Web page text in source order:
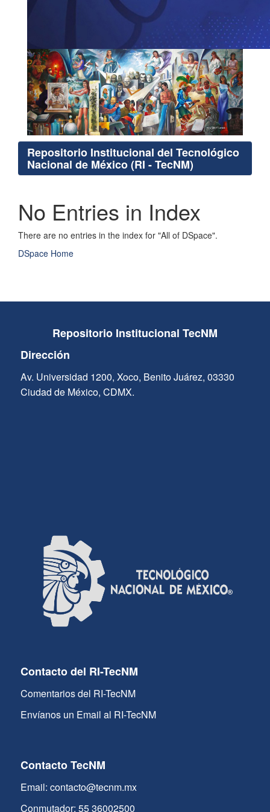
Repositorio Institucional del Tecnológico
Nacional de México (RI - TecNM)
No Entries in Index
There are no entries in the index for "All of DSpace".
DSpace Home
Repositorio Institucional TecNM
Dirección
Av. Universidad 1200, Xoco, Benito Juárez, 03330
Ciudad de México, CDMX.
Contacto del RI-TecNM
Comentarios del RI-TecNM
Envíanos un Email al RI-TecNM
Contacto TecNM
Email: contacto@tecnm.mx
Conmutador: 55 36002500